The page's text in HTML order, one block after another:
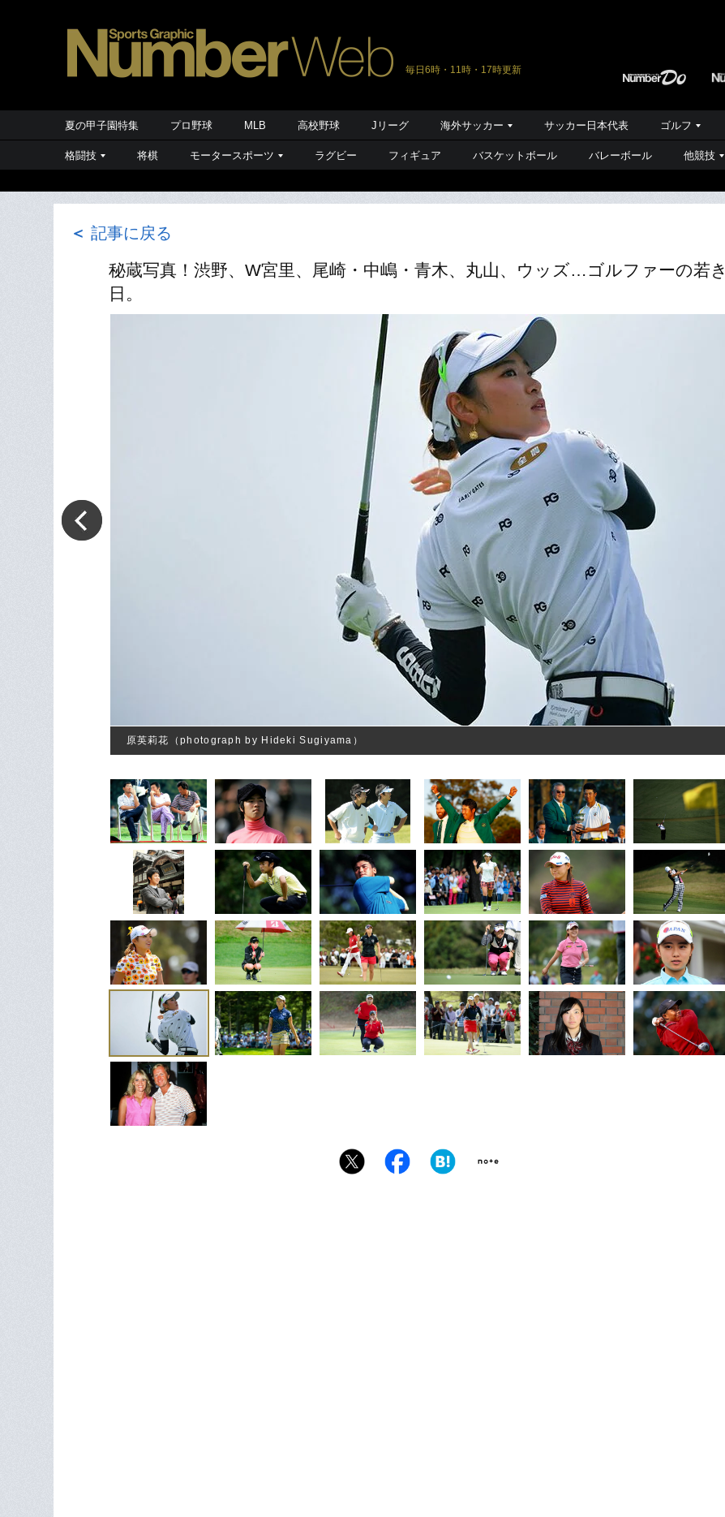
毎日6時・11時・17時更新
夏の甲子園特集 プロ野球 MLB 高校野球 Jリーグ 海外サッカー サッカー日本代表 ゴルフ
格闘技 将棋 モータースポーツ ラグビー フィギュア バスケットボール バレーボール 他競技
＜ 記事に戻る
秘蔵写真！渋野、W宮里、尾崎・中嶋・青木、丸山、ウッズ…ゴルファーの若き
日。
原英莉花（photograph by Hideki Sugiyama）